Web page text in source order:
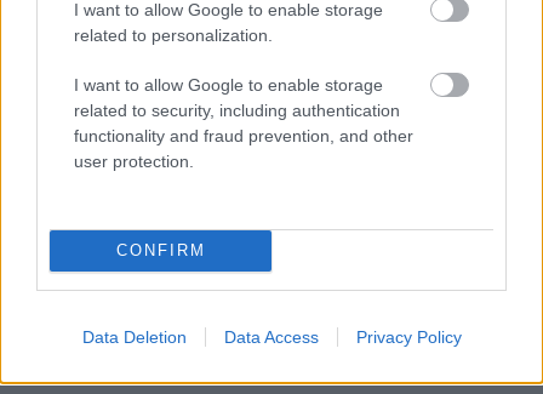
I want to allow Google to enable storage
related to personalization.
I want to allow Google to enable storage
related to security, including authentication
functionality and fraud prevention, and other
user protection.
CONFIRM
Data Deletion Data Access Privacy Policy
valsts izglītības standartā neminētus mācību
priekšmetus, īsteno 34 izglītības iestādes,
piemēram, Puškina licejs, kas māca arī “Novadu
mācību”.
Dati: IZM
Izglītības un zinātnes ministrija mācības latviešu valodā